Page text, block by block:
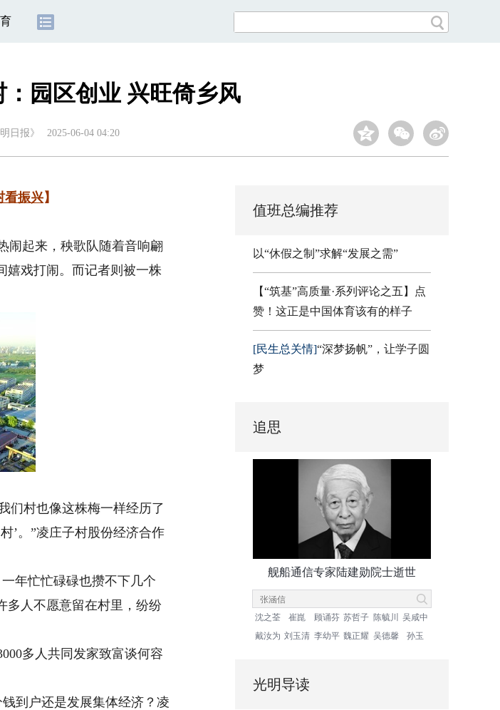
园区创业 兴旺倚乡风
日报》 2025-06-04 04:20
看振兴】
起来，秧歌队随着音响翩
嬉戏打闹。而记者则被一株
们村也像这株梅一样经历了
’。”凌庄子村股份经济合作
年忙忙碌碌也攒不下几个
多人不愿意留在村里，纷纷
多人共同发家致富谈何容
到户还是发展集体经济？凌
值班总编推荐
以“休假之制”求解“发展之需”
【“筑基”高质量·系列评论之五】点
赞！这正是中国体育该有的样子
[民生总关情]“深梦扬帆”，让学子圆
梦
追思
舰船通信专家陆建勋院士逝世
沈之荃 崔崑 顾诵芬 苏哲子 陈毓川
吴咸中
戴汝为 刘玉清 李幼平 魏正耀 吴德馨 孙玉
光明导读